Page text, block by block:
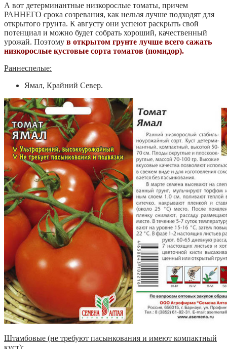
А вот детерминантные низкорослые томаты, причем
РАННЕГО срока созревания, как нельзя лучше подходят для
открытого грунта. К августу они успеют раскрыть свой
потенциал и можно будет собрать хороший, качественный
урожай. Поэтому в открытом грунте лучше всего сажать
низкорослые кустовые сорта томатов (помидор).
Раннеспелые:
Ямал, Крайний Север.
Штамбовые (не требуют пасынкования и имеют компактный
куст):